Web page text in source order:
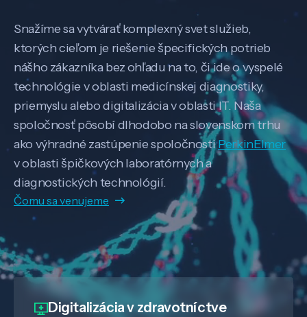
Snažíme sa vytvárať komplexný svet služieb,
ktorých cieľom je riešenie špecifických potrieb
nášho zákazníka bez ohľadu na to, či ide o vyspelé
technológie v oblasti medicínskej diagnostiky,
priemyslu alebo digitalizácia v oblasti IT. Naša
spoločnosť pôsobí dlhodobo na slovenskom trhu
ako výhradné zastúpenie spoločnostiPerkinElmer
v oblasti špičkových laboratórnych a
diagnostických technológií.
Čomu sa venujeme
Digitalizáciav zdravotníctve